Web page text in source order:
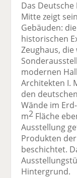
Das
Mitte zeigt
Gebäuden:
historischen
Zeughaus,
modernen
Architekten I.
den
Wände im
m2 Fläche
Ausstellung
Produkten
beschichtet.
Hintergrund.